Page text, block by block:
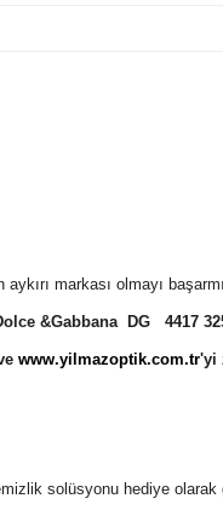
markası olmayı
&Gabbana DG 4417
www.yilmazoptik.com.tr'yi
solüsyonu hediye